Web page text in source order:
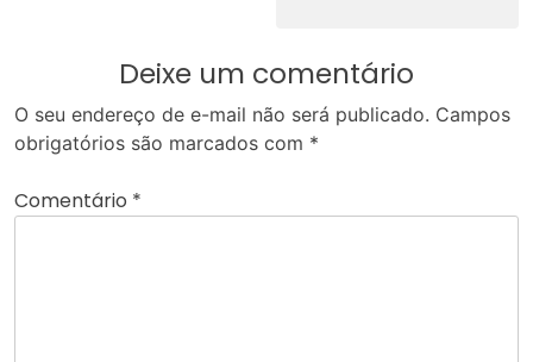
Deixe um comentário
O seu endereço de e-mail não será publicado. Campos
obrigatórios são marcados com *
Comentário *